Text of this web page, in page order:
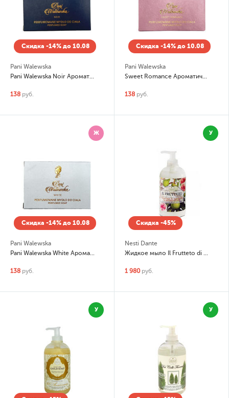
Скидка -14% до 10.08
Pani Walewska
Pani Walewska Noir Ароматическое мыло
138 руб.
Скидка -14% до 10.08
Pani Walewska
Sweet Romance Ароматическое мыло
138 руб.
Ж
Скидка -14% до 10.08
Pani Walewska
Pani Walewska White Ароматическое мыло
138 руб.
У
Скидка -45%
Nesti Dante
Жидкое мыло Il Frutteto di Nesti Fico e Latte di Mandorla (Инжир и миндальное молоко)
1 980 руб.
У У